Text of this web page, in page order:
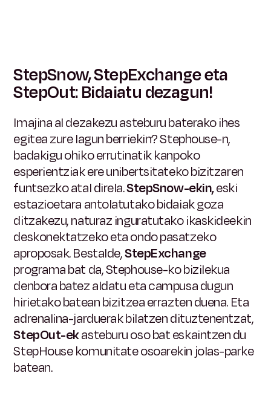
StepSnow, StepExchange eta
StepOut: Bidaiatu dezagun!
Imajina al dezakezu asteburu baterako ihes
egitea zure lagun berriekin? Stephouse-n,
badakigu ohiko errutinatik kanpoko
esperientziak ere unibertsitateko bizitzaren
funtsezko atal direla.StepSnow-ekin,eski
estazioetara antolatutako bidaiak goza
ditzakezu, naturaz inguratutako ikaskideekin
deskonektatzeko eta ondo pasatzeko
aproposak. Bestalde,StepExchange
programa bat da, Stephouse-ko bizilekua
denbora batez aldatu eta campusa dugun
hirietako batean bizitzea errazten duena. Eta
adrenalina-jarduerak bilatzen dituztenentzat,
StepOut-ekasteburu oso bat eskaintzen du
StepHouse komunitate osoarekin jolas-parke
batean.